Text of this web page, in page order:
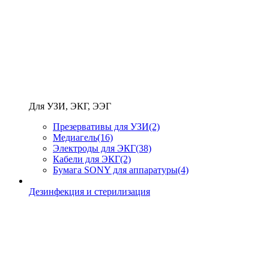
Для УЗИ, ЭКГ, ЭЭГ
Презервативы для УЗИ(2)
Медиагель(16)
Электроды для ЭКГ(38)
Кабели для ЭКГ(2)
Бумага SONY для аппаратуры(4)
Дезинфекция и стерилизация